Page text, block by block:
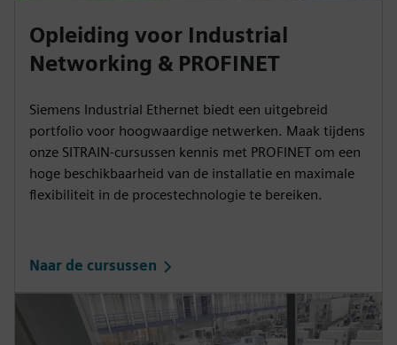
Opleiding voor Industrial
Networking & PROFINET
Siemens Industrial Ethernet biedt een uitgebreid
portfolio voor hoogwaardige netwerken. Maak tijdens
onze SITRAIN-cursussen kennis met PROFINET om een
hoge beschikbaarheid van de installatie en maximale
flexibiliteit in de procestechnologie te bereiken.
Naar de cursussen